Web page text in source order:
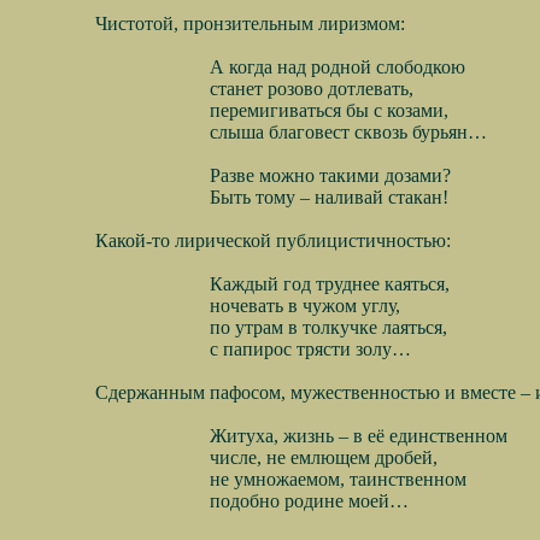
Чистотой, пронзительным лиризмом:
А когда над родной слободкою
станет розово дотлевать,
перемигиваться бы с козами,
слыша благовест сквозь бурьян…
Разве можно такими дозами?
Быть тому – наливай стакан!
Какой-то лирической публицистичностью:
Каждый год труднее каяться,
ночевать в чужом углу,
по утрам в толкучке лаяться,
с папирос трясти золу…
Сдержанным пафосом, мужественностью и вместе –
Житуха, жизнь – в её единственном
числе, не емлющем дробей,
не умножаемом, таинственном
подобно родине моей…